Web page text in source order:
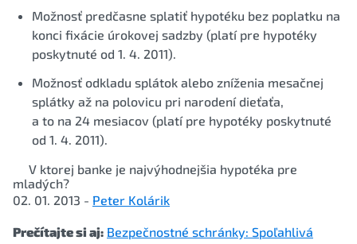
Možnosť predčasne splatiť hypotéku bez poplatku na
konci fixácie úrokovej sadzby (platí pre hypotéky
poskytnuté od 1. 4. 2011).
Možnosť odkladu splátok alebo zníženia mesačnej
splátky až na polovicu pri narodení dieťaťa,
a to na 24 mesiacov (platí pre hypotéky poskytnuté
od 1. 4. 2011).
V ktorej banke je najvýhodnejšia hypotéka pre
mladých?
02. 01. 2013 - Peter Kolárik
Prečítajte si aj: Bezpečnostné schránky: Spoľahlivá